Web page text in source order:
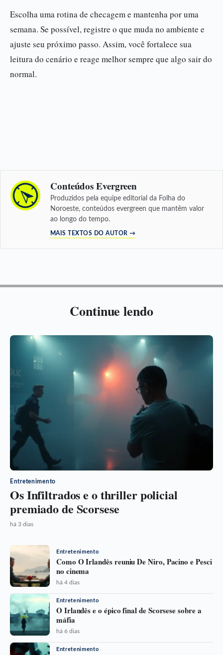
Escolha uma rotina de checagem e mantenha por uma
semana. Se possível, registre o que muda no ambiente e
ajuste seu próximo passo. Assim, você fortalece sua
leitura do cenário e reage melhor sempre que algo sair do
normal.
Conteúdos Evergreen
Produzidos pela equipe editorial da Folha do
Noroeste, conteúdos evergreen que mantêm valor
ao longo do tempo.
MAIS TEXTOS DO AUTOR →
Continue lendo
Entretenimento
Os Infiltrados e o thriller policial
premiado de Scorsese
há 3 dias
Entretenimento
Como O Irlandês reuniu De Niro, Pacino e Pesci
no cinema
há 4 dias
Entretenimento
O Irlandês e o épico final de Scorsese sobre a
máfia
há 6 dias
Entretenimento